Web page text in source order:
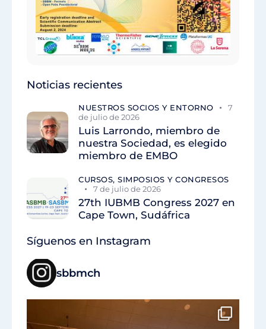
Noticias recientes
NUESTROS SOCIOS Y ENTORNO
7
de julio de 2026
Luis Larrondo, miembro de
nuestra Sociedad, es elegido
miembro de EMBO
CURSOS, SIMPOSIOS Y CONGRESOS
7 de julio de 2026
27th IUBMB Congress 2027 en
Cape Town, Sudáfrica
Síguenos en Instagram
sbbmch